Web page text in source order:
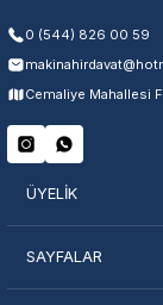
0 (544) 826 00 59
Cemaliye Mahallesi
ÜYELİK
SAYFALAR